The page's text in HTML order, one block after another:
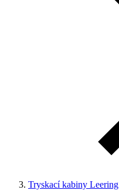
Tryskací kabiny Leering